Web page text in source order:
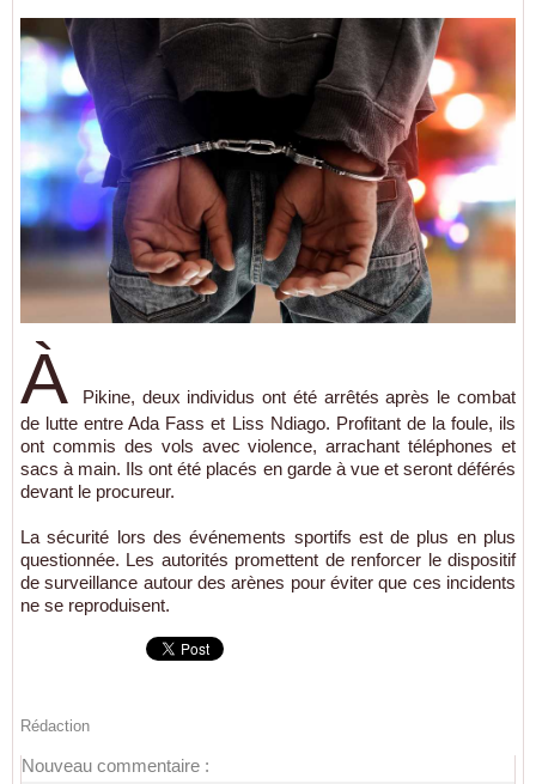
À
Pikine, deux individus ont été arrêtés après le combat
de lutte entre Ada Fass et Liss Ndiago. Profitant de la foule, ils
ont commis des vols avec violence, arrachant téléphones et
sacs à main. Ils ont été placés en garde à vue et seront déférés
devant le procureur.
La sécurité lors des événements sportifs est de plus en plus
questionnée. Les autorités promettent de renforcer le dispositif
de surveillance autour des arènes pour éviter que ces incidents
ne se reproduisent.
Rédaction
Nouveau commentaire :